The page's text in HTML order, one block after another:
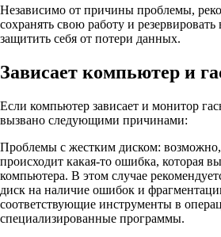
Независимо от причины проблемы,
сохранять свою работу и
защитить себя от потери данных.
Зависает компьютер и
Если компьютер зависает и монитор
вызвано следующими причинами:
Проблемы с жестким диском:
происходит какая-то ошибка, которая
компьютера. В этом случае
диск на наличие ошибок и
соответствующие инструменты в
специализированные программы.